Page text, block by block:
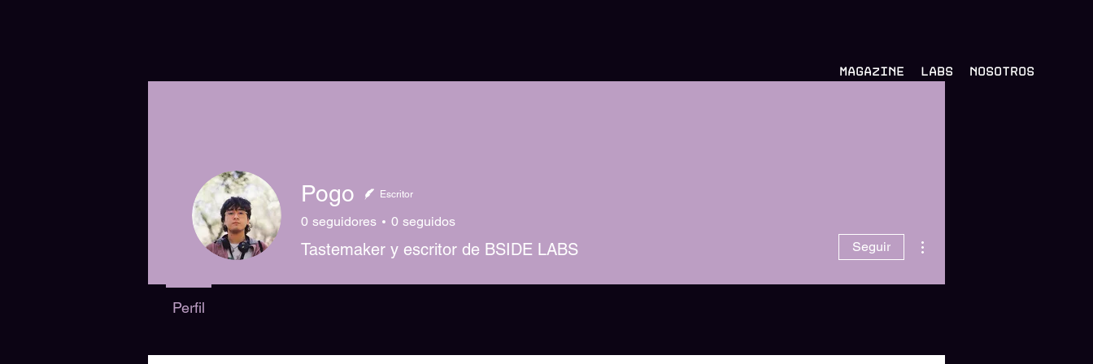
Magazine Labs Nosotros
Pogo Escritor
0 seguidores 0 seguidos
Tastemaker y escritor de BSIDE LABS Seguir
Perfil